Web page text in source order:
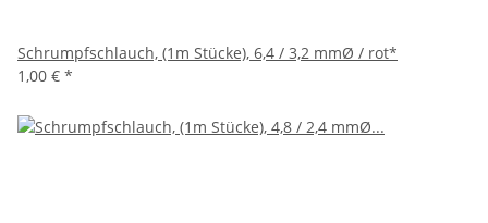
Schrumpfschlauch, (1m Stücke), 6,4 / 3,2 mmØ / rot*
1,00 € *